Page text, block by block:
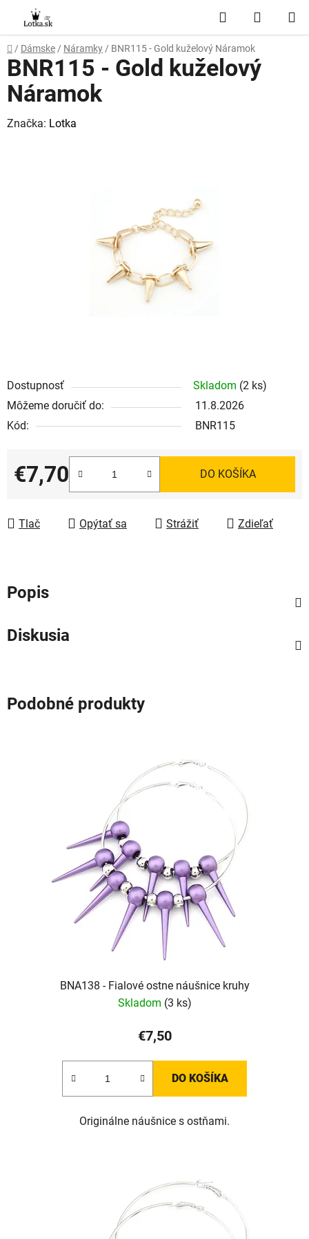
obsah
Hľadať
KOŠÍK
Domov
/ Dámske / Náramky / BNR115 - Gold kuželový Náramok
Dostupnosť Skladom (2 ks)
Môžeme doručiť do:
11.8.2026
Kód:
BNR115
€7,70
Jednotková cena:
DO KOŠÍKA
Tlač Opýtať sa Strážiť Zdieľať
BNR115 - Gold kuželový
Náramok
Značka: Lotka
Popis
Diskusia
Podobné produkty
BNA138 - Fialové ostne náušnice kruhy
Skladom (3 ks)
€7,50
DO KOŠÍKA
Originálne náušnice s ostňami.